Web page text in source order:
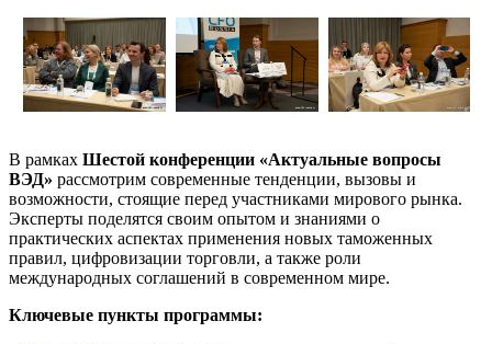
В рамках Шестой конференции «Актуальные вопросы
ВЭД» рассмотрим современные тенденции, вызовы и
возможности, стоящие перед участниками мирового рынка.
Эксперты поделятся своим опытом и знаниями о
практических аспектах применения новых таможенных
правил, цифровизации торговли, а также роли
международных соглашений в современном мире.
Ключевые пункты программы: